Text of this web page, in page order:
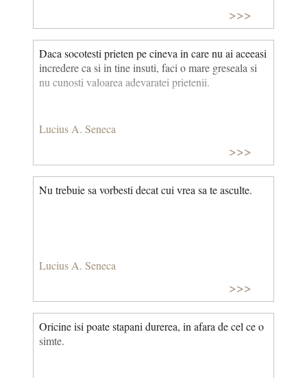
>>>
Daca socotesti prieten pe cineva in care nu ai aceeasi
incredere ca si in tine insuti, faci o mare greseala si
nu cunosti valoarea adevaratei prietenii.
Lucius A. Seneca
>>>
Nu trebuie sa vorbesti decat cui vrea sa te asculte.
Lucius A. Seneca
>>>
Oricine isi poate stapani durerea, in afara de cel ce o
simte.